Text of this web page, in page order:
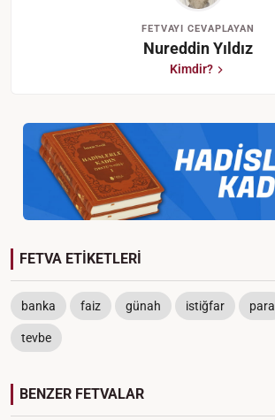
FETVAYI CEVAPLAYAN
Nureddin Yıldız
Kimdir?
FETVA ETİKETLERİ
banka faiz günah istiğfar para
tevbe
BENZER FETVALAR